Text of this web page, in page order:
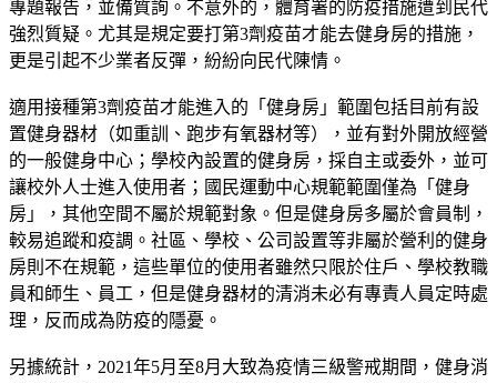
專題報告，並備質詢。不意外的，體育署的防疫措施遭到民代
強烈質疑。尤其是規定要打第3劑疫苗才能去健身房的措施，
更是引起不少業者反彈，紛紛向民代陳情。
適用接種第3劑疫苗才能進入的「健身房」範圍包括目前有設
置健身器材（如重訓、跑步有氧器材等），並有對外開放經營
的一般健身中心；學校內設置的健身房，採自主或委外，並可
讓校外人士進入使用者；國民運動中心規範範圍僅為「健身
房」，其他空間不屬於規範對象。但是健身房多屬於會員制，
較易追蹤和疫調。社區、學校、公司設置等非屬於營利的健身
房則不在規範，這些單位的使用者雖然只限於住戶、學校教職
員和師生、員工，但是健身器材的清消未必有專責人員定時處
理，反而成為防疫的隱憂。
另據統計，2021年5月至8月大致為疫情三級警戒期間，健身消